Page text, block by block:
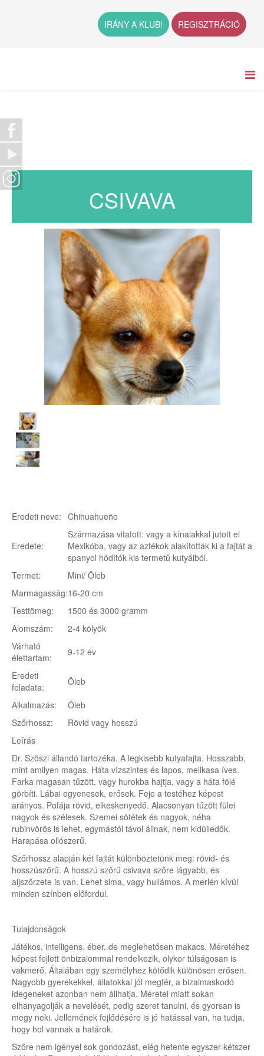
IRÁNY A KLUB! REGISZTRÁCIÓ
CSIVAVA
Eredeti neve: Chihuahueño
Eredete:
Származása vitatott: vagy a kínaiakkal jutott el
Mexikóba, vagy az aztékok alakították ki a fajtát a
spanyol hódítók kis termetű kutyáiból.
Termet:
Mini/ Öleb
Marmagasság:16-20 cm
Testtömeg:
1500 és 3000 gramm
Alomszám:
2-4 kölyök
Várható
élettartam:
9-12 év
Eredeti
feladata:
Öleb
Alkalmazás:
Öleb
Szőrhossz:
Rövid vagy hosszú
Leírás
Dr. Szöszi állandó tartozéka. A legkisebb kutyafajta. Hosszabb,
mint amilyen magas. Háta vízszintes és lapos, mellkasa íves.
Farka magasan tűzött, vagy hurokba hajtja, vagy a háta fölé
görbíti. Lábai egyenesek, erősek. Feje a testéhez képest
arányos. Pofája rövid, elkeskenyedő. Alacsonyan tűzött fülei
nagyok és szélesek. Szemei sötétek és nagyok, néha
rubinvörös is lehet, egymástól távol állnak, nem kidülledők.
Harapása ollószerű.
Szőrhossz alapján két fajtát különböztetünk meg: rövid- és
hosszúszőrű. A hosszú szőrű csivava szőre lágyabb, és
aljszőrzete is van. Lehet sima, vagy hullámos. A merlén kívül
minden színben előfordul.
Tulajdonságok
Játékos, intelligens, éber, de meglehetősen makacs. Méretéhez
képest fejlett önbizalommal rendelkezik, olykor túlságosan is
vakmerő. Általában egy személyhez kötődik különösen erősen.
Nagyobb gyerekekkel, állatokkal jól megfér, a bizalmaskodó
idegeneket azonban nem állhatja. Méretei miatt sokan
elhanyagolják a nevelését, pedig szeret tanulni, és gyorsan is
megy neki. Jellemének fejlődésére is jó hatással van, ha tudja,
hogy hol vannak a határok.
Szőre nem igényel sok gondozást, elég hetente egyszer-kétszer